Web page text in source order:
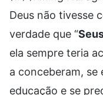
Deus não tivesse
verdade que “
ela sempre teria
a conceberam,
educação e se